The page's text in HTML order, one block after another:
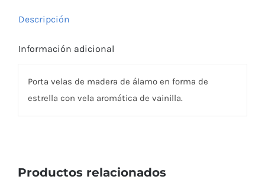
Descripción
Información adicional
Porta velas de madera de álamo en forma de
estrella con vela aromática de vainilla.
Productos relacionados